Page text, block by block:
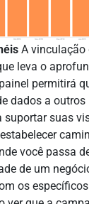
A vinculação
leva o
permitirá
dados a
suportar suas
você passa
de um
os